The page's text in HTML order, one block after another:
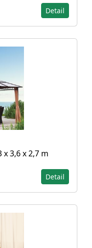
Detail
3,6 x 2,7 m
Detail